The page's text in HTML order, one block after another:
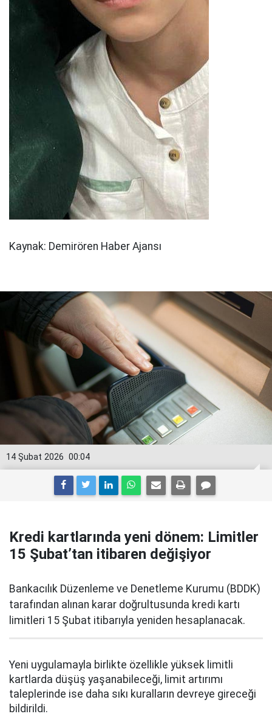
Kaynak: Demirören Haber Ajansı
00:04
14 Şubat 2026
Kredi kartlarında yeni dönem: Limitler
15 Şubat’tan itibaren değişiyor
Bankacılık Düzenleme ve Denetleme Kurumu (BDDK)
tarafından alınan karar doğrultusunda kredi kartı
limitleri 15 Şubat itibarıyla yeniden hesaplanacak.
Yeni uygulamayla birlikte özellikle yüksek limitli
kartlarda düşüş yaşanabileceği, limit artırımı
taleplerinde ise daha sıkı kuralların devreye gireceği
bildirildi.